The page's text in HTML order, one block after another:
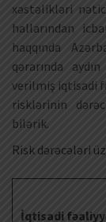
xəstəlikləri
hallarından
haqqında
qərarında
verilmiş iqtisadi
risklərinin
bilərik.
Risk dərəcələri
İqtisadi